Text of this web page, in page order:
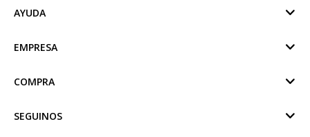
AYUDA
EMPRESA
COMPRA
SEGUINOS